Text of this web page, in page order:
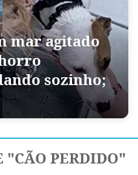
mar agitado
sozinho;
"CÃO PERDIDO"